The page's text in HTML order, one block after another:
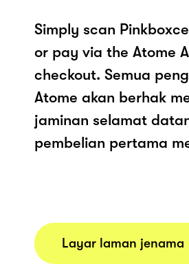
Simply scan
or pay via the Atome
checkout. Semua
Atome akan berhak
jaminan selamat
pembelian pertama
Layar laman jenama